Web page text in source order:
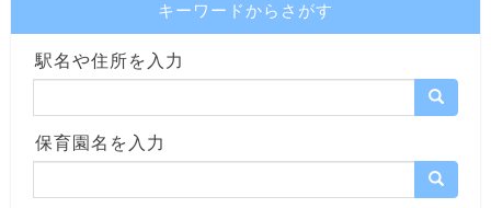
キーワードからさがす
駅名や住所を入力
保育園名を入力